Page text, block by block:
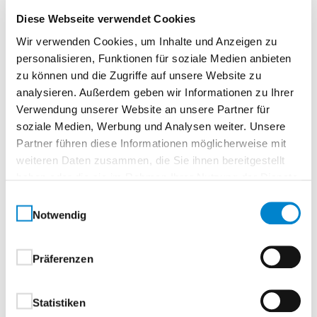
Diese Webseite verwendet Cookies
Wir verwenden Cookies, um Inhalte und Anzeigen zu
personalisieren, Funktionen für soziale Medien anbieten
zu können und die Zugriffe auf unsere Website zu
analysieren. Außerdem geben wir Informationen zu Ihrer
Verwendung unserer Website an unsere Partner für
soziale Medien, Werbung und Analysen weiter. Unsere
Partner führen diese Informationen möglicherweise mit
weiteren Daten zusammen, die Sie ihnen bereitgestellt
Notwendig
Präferenzen
Statistiken
Oberflächenbeschichtung
Ausführung mit beidseitiger hochwertiger Coil-
Coating-Beschichtung
außen hochwertige Struktur
Polyamidbeschichtung:
Standardfarben, in Anlehnung an RAL-
RAL 9007 Graualuminium
innen hochwertige Polyesterbeschichtung
Beschläge und Schließmittel